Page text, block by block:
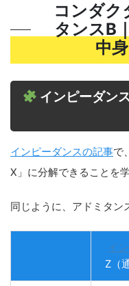
コンダク
タンスB
中
インピーダン
インピーダンスの記事で
X」に分解できることを
同じように、アドミタン
イ
Z（